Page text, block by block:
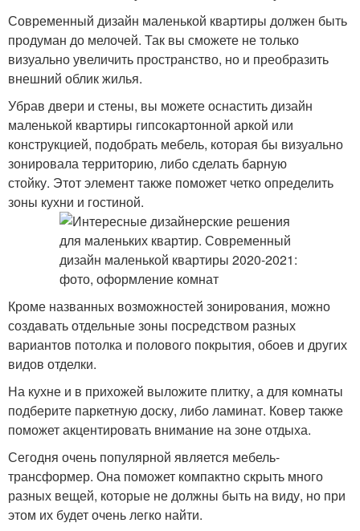
Современный дизайн маленькой квартиры должен быть
продуман до мелочей. Так вы сможете не только
визуально увеличить пространство, но и преобразить
внешний облик жилья.
Убрав двери и стены, вы можете оснастить дизайн
маленькой квартиры гипсокартонной аркой или
конструкцией, подобрать мебель, которая бы визуально
зонировала территорию, либо сделать барную
стойку. Этот элемент также поможет четко определить
зоны кухни и гостиной.
Кроме названных возможностей зонирования, можно
создавать отдельные зоны посредством разных
вариантов потолка и полового покрытия, обоев и других
видов отделки.
На кухне и в прихожей выложите плитку, а для комнаты
подберите паркетную доску, либо ламинат. Ковер также
поможет акцентировать внимание на зоне отдыха.
Сегодня очень популярной является мебель-
трансформер. Она поможет компактно скрыть много
разных вещей, которые не должны быть на виду, но при
этом их будет очень легко найти.